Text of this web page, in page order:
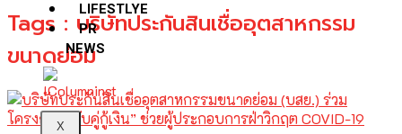
LIFESTLYE
PR
NEWS
X
Tags : บริษัทประกันสินเชื่ออุตสาหกรรม
ขนาดย่อม